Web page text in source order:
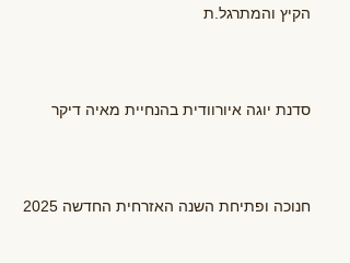
הקיץ והמתרגל.ת
סדנת יוגה איורוודית בהנחיית מאיה דיקר
חנוכה ופתיחת השנה האזרחית החדשה 2025